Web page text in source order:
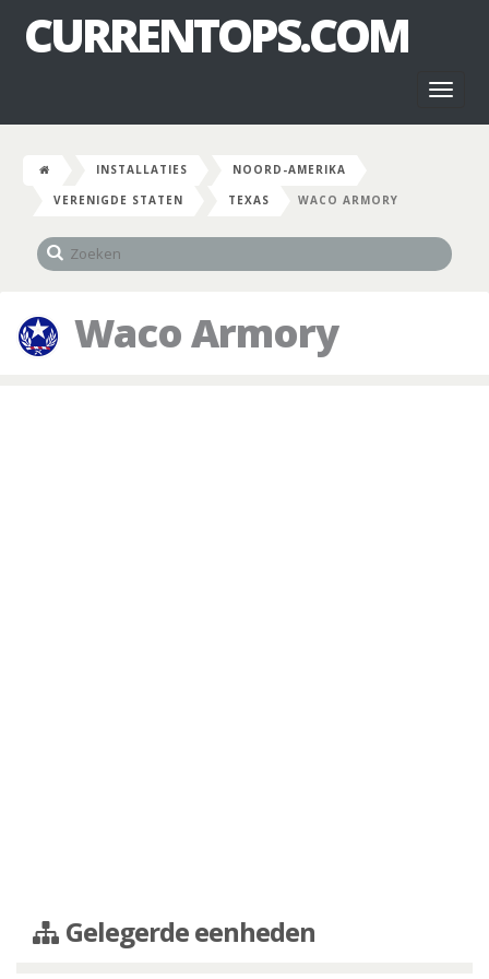
CURRENTOPS.COM
INSTALLATIES
NOORD-AMERIKA
VERENIGDE STATEN
TEXAS WACO ARMORY
Waco Armory
Gelegerde eenheden